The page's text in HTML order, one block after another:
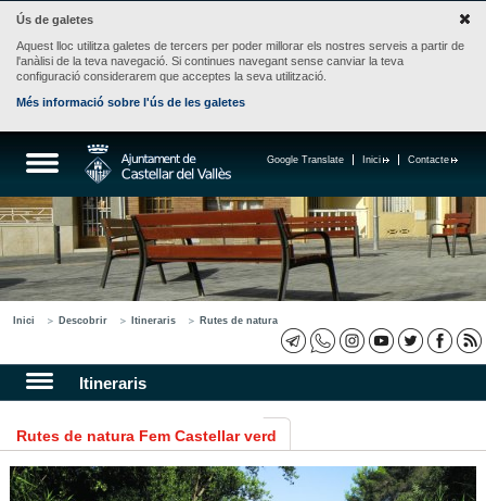
Ús de galetes
Aquest lloc utilitza galetes de tercers per poder millorar els nostres serveis a partir de
l'anàlisi de la teva navegació. Si continues navegant sense canviar la teva
configuració considerarem que acceptes la seva utilització.
Més informació sobre l'ús de les galetes
Contacte
Inici
Google Translate
Inici Descobrir Itineraris Rutes de natura
Itineraris
Rutes de natura Fem Castellar verd